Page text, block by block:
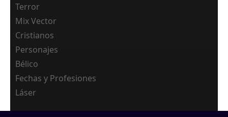
Terror
Mix Vector
Cristianos
Personajes
Bélico
Fechas y Profesiones
Láser